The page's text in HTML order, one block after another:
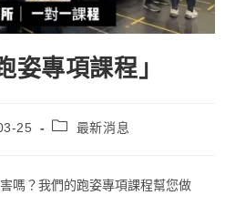
姿專項課程」
25 最新消息
嗎？我們的跑姿專項課程幫您做